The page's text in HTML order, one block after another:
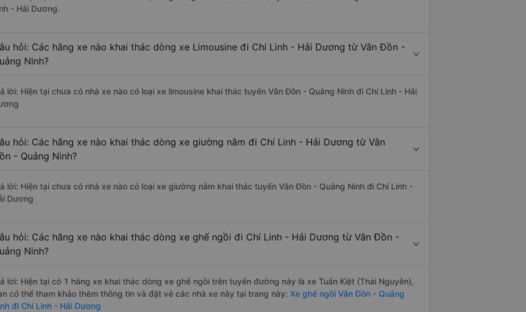
- Hải Dương.
hỏi: Các hãng xe nào khai thác dòng xe Limousine đi Chí Linh - Hải Dương từ Vân Đồn -
Ninh?
lời: Hiện tại chưa có nhà xe nào có loại xe limousine khai thác tuyến Vân Đồn - Quảng Ninh đi Chí Linh - Hải
hỏi: Các hãng xe nào khai thác dòng xe giường nằm đi Chí Linh - Hải Dương từ Vân
- Quảng Ninh?
lời: Hiện tại chưa có nhà xe nào có loại xe giường nằm khai thác tuyến Vân Đồn - Quảng Ninh đi Chí Linh -
Dương
hỏi: Các hãng xe nào khai thác dòng xe ghế ngồi đi Chí Linh - Hải Dương từ Vân Đồn -
Ninh?
lời: Hiện tại có 1 hãng xe khai thác dòng xe ghế ngồi trên tuyến đường này là xe Tuấn Kiệt (Thái Nguyên),
có thể tham khảo thêm thông tin và đặt vé các nhà xe này tại trang này: Xe ghế ngồi Vân Đồn - Quảng
đi Chí Linh - Hải Dương